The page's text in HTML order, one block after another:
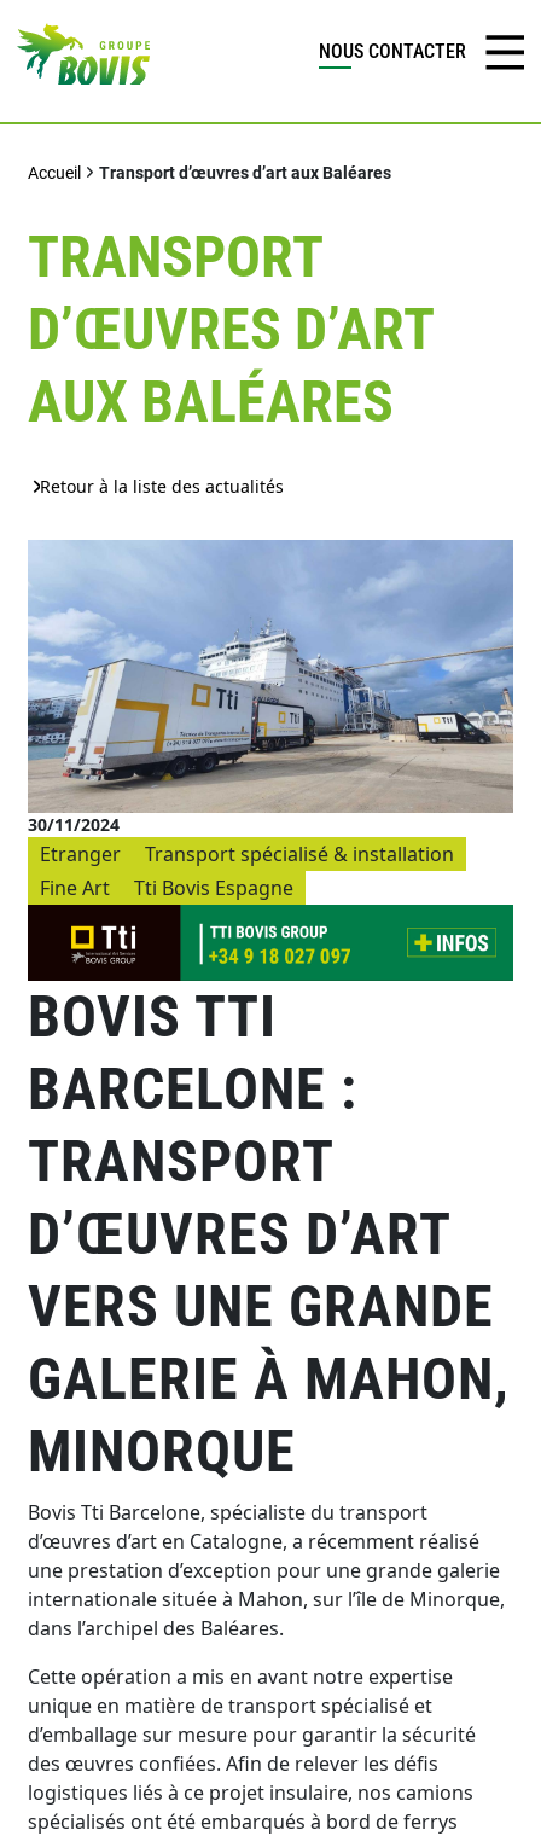
NOUS CONTACTER
Accueil Transport d’œuvres d’art aux Baléares
TRANSPORT
D’ŒUVRES D’ART
AUX BALÉARES
Retour à la liste des actualités
30/11/2024
Etranger
Transport spécialisé & installation
Fine Art
Tti Bovis Espagne
BOVIS TTI
BARCELONE :
TRANSPORT
D’ŒUVRES D’ART
VERS UNE GRANDE
GALERIE À MAHON,
MINORQUE
Bovis Tti Barcelone, spécialiste du transport
d’œuvres d’art en Catalogne, a récemment réalisé
une prestation d’exception pour une grande galerie
internationale située à Mahon, sur l’île de Minorque,
dans l’archipel des Baléares.
Cette opération a mis en avant notre expertise
unique en matière de transport spécialisé et
d’emballage sur mesure pour garantir la sécurité
des œuvres confiées. Afin de relever les défis
logistiques liés à ce projet insulaire, nos camions
spécialisés ont été embarqués à bord de ferrys